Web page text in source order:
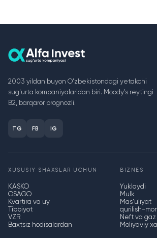
2003 yildan buyon O'zbekistondagi yetakchi
sug'urta kompaniyalaridan biri. Moody's reytingi
B2, barqaror prognozli.
TG FB IG
XUSUSIY SHAXSLAR UCHUN
KASKO
OSAGO
Kvartira va uy
Tibbiyot
VZR
Baxtsiz hodisalardan
BIZNES
Yuklaydi
Mulk
Mas'uliyat
qurilish-
Neft va gaz
Moliyaviy